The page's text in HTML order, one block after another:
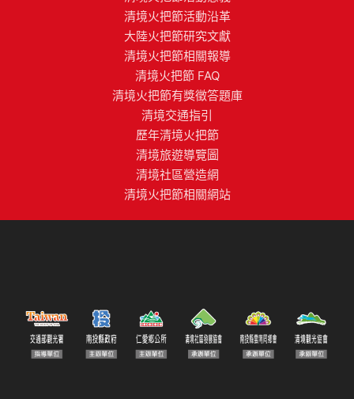
清境火把節活動沿革
大陸火把節研究文獻
清境火把節相關報導
清境火把節 FAQ
清境火把節有獎徵答題庫
清境交通指引
歷年清境火把節
清境旅遊導覽圖
清境社區營造網
清境火把節相關網站